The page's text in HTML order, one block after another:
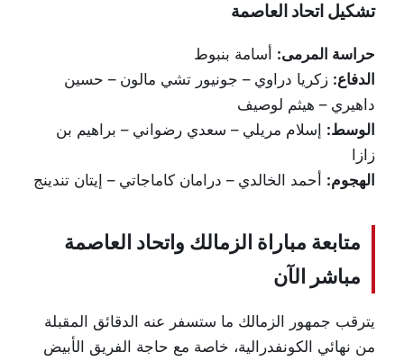
تشكيل اتحاد العاصمة
حراسة المرمى: أسامة بنبوط
الدفاع: زكريا دراوي – جونيور تشي مالون – حسين
داهيري – هيثم لوصيف
الوسط: إسلام مريلي – سعدي رضواني – براهيم بن
زازا
الهجوم: أحمد الخالدي – درامان كاماجاتي – إيتان تندينج
متابعة مباراة الزمالك واتحاد العاصمة
مباشر الآن
يترقب جمهور الزمالك ما ستسفر عنه الدقائق المقبلة
من نهائي الكونفدرالية، خاصة مع حاجة الفريق الأبيض